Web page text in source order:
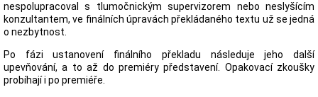
nespolupracoval s tlumočnickým supervizorem nebo neslyšícím
konzultantem, ve finálních úpravách překládaného textu už se jedná
o nezbytnost.
Po fázi ustanovení finálního překladu následuje jeho další
upevňování, a to až do premiéry představení. Opakovací zkoušky
probíhají i po premiéře.